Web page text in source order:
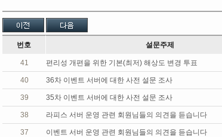
번호 설문주제
41 편리성 개편을 위한 기본(최저) 해상도 변경 투표
40 36차 이벤트 서버에 대한 사전 설문 조사
39 35차 이벤트 서버에 대한 사전 설문 조사
38 라피스 서버 운영 관련 회원님들의 의견을 듣습니다
37 이벤트 서버 운영 관련 회원님들의 의견을 듣습니다